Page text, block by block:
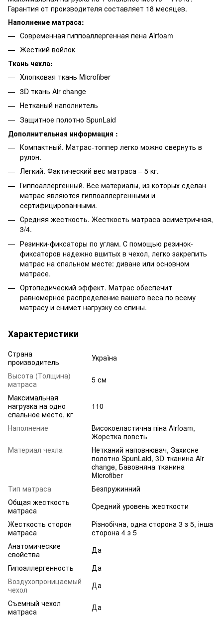
Гарантия от производителя составляет 18 месяцев.
Наполнение матраса:
Современная гиппоаллергенная пена Airfoam
Жесткий войлок
Ткань чехла:
Хлопковая ткань Microfiber
3D ткань Air change
Нетканый наполнитель
Защитное полотно SpunLaid
Дополнительная информация :
Компактный. Матрас-топпер легко можно свернуть в
рулон.
Легкий. Фактический вес матраса – 5 кг.
Гиппоаллергенный. Все материалы, из которых сделан
матрас являются гиппоаллергенными и
сертифицированными.
Средняя жесткость. Жесткость матраса асиметричная,
3/4.
Резинки-фиксаторы по углам. С помощью резинок-
фиксаторов надежно вшитых в чехол, легко закрепить
матрас на спальном месте: диване или основном
матрасе.
Ортопедический эффект. Матрас обеспечит
равномерное распределение вашего веса по всему
матрасу и снимет нагрузку со спины.
Характеристики
Страна
производитель
Україна
Высота (Толщина)
матраса
5 см
Максимальная
нагрузка на одно
спальное место, кг
110
Наполнение
Високоеластична піна Airfoam,
Жорстка повсть
Материал чехла
Нетканий наповнювач, Захисне
полотно SpunLaid, 3D тканина Air
change, Бавовняна тканина
Microfiber
Тип матраса
Безпружинний
Общая жесткость
матраса
Средний уровень жесткости
Жесткость сторон
матраса
Різнобічна, одна сторона 3 з 5, інша
сторона 4 з 5
Анатомические
свойства
Да
Гипоаллергенность
Да
Воздухопроницаемый
чехол
Да
Съемный чехол
матраса
Да